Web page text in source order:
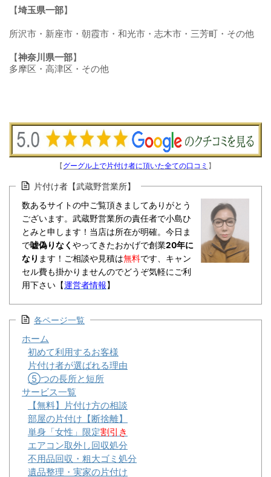
【埼玉県一部】
所沢市・新座市・朝霞市・和光市・志木市・三芳町・その他
【神奈川県一部】
多摩区・高津区・その他
【グーグル上で片付け者に頂いた全ての口コミ 】
片付け者【武蔵野営業所】
数あるサイトの中ご覧頂きましてありがとう
ございます。武蔵野営業所の責任者で小島ひ
とみと申します！当店は所在が明確。今日ま
で嘘偽りなく やってきたおかげで創業20年に
なり ます！ご相談や見積は無料です、キャン
セル費も掛かりませんのでどうぞ気軽にご利
用下さい【運営者情報】
各ページ一覧
ホーム
初めて利用するお客様
片付け者が選ばれる理由
⑤つの長所と短所
サービス一覧
【無料】片付け方の相談
部屋の片付け【断捨離】
単身「女性」限定割引き
エアコン取外し回収処分
不用品回収・粗大ゴミ処分
遺品整理・実家の片付け